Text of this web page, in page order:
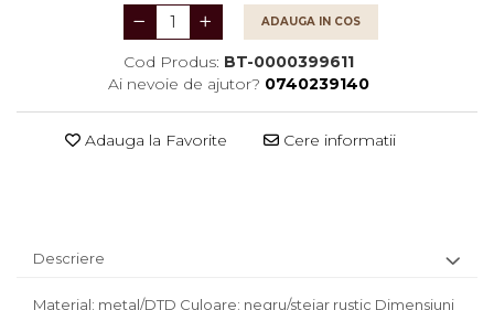
ADAUGA IN COS
Cod Produs: BT-0000399611
Ai nevoie de ajutor? 0740239140
Adauga la Favorite Cere informatii
Descriere
Material: metal/DTD Culoare: negru/stejar rustic Dimensiuni